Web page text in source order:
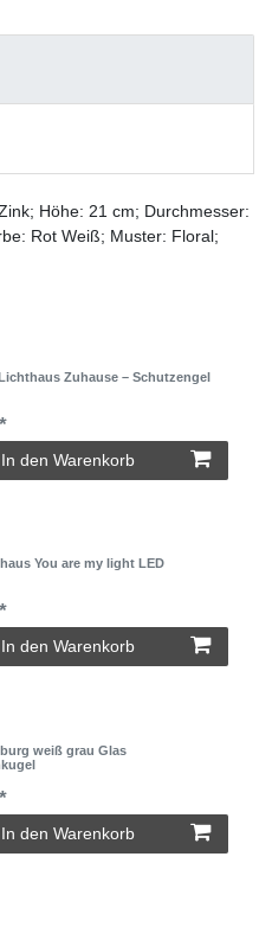
Höhe: 21 cm; Durchmesser:
Rot Weiß; Muster: Floral;
Zuhause – Schutzengel
In den Warenkorb
You are my light LED
In den Warenkorb
weiß grau Glas
In den Warenkorb